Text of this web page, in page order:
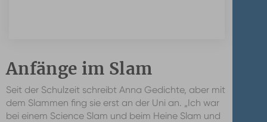
Anfänge im Slam
Seit der Schulzeit schreibt Anna Gedichte, aber mit
dem Slammen fing sie erst an der Uni an. „Ich war
bei einem Science Slam und beim Heine Slam und